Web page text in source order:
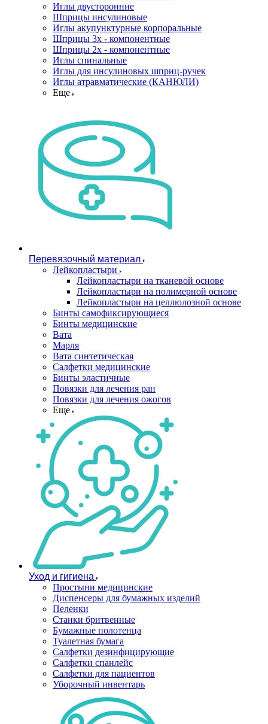
Иглы двусторонние
Шприцы инсулиновые
Иглы акупунктурные корпоральные
Шприцы 3х - компонентные
Шприцы 2х - компонентные
Иглы спинальные
Иглы для инсулиновых шприц-ручек
Иглы атравматические (КАНЮЛИ)
Еще
Перевязочный материал
Лейкопластыри
Лейкопластыри на тканевой основе
Лейкопластыри на полимерной основе
Лейкопластыри на целлюлозной основе
Бинты самофиксирующиеся
Бинты медицинские
Вата
Марля
Вата синтетическая
Салфетки медицинские
Бинты эластичные
Повязки для лечения ран
Повязки для лечения ожогов
Еще
Уход и гигиена
Простыни медицинские
Диспенсеры для бумажных изделий
Пеленки
Станки бритвенные
Бумажные полотенца
Туалетная бумага
Салфетки дезинфицирующие
Салфетки спанлейс
Салфетки для пациентов
Уборочный инвентарь